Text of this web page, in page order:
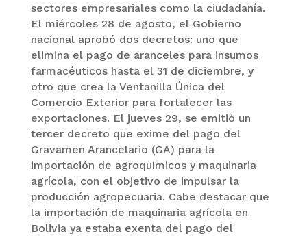
sectores empresariales como la ciudadanía.
El miércoles 28 de agosto, el Gobierno
nacional aprobó dos decretos: uno que
elimina el pago de aranceles para insumos
farmacéuticos hasta el 31 de diciembre, y
otro que crea la Ventanilla Única del
Comercio Exterior para fortalecer las
exportaciones. El jueves 29, se emitió un
tercer decreto que exime del pago del
Gravamen Arancelario (GA) para la
importación de agroquímicos y maquinaria
agrícola, con el objetivo de impulsar la
producción agropecuaria. Cabe destacar que
la importación de maquinaria agrícola en
Bolivia ya estaba exenta del pago del